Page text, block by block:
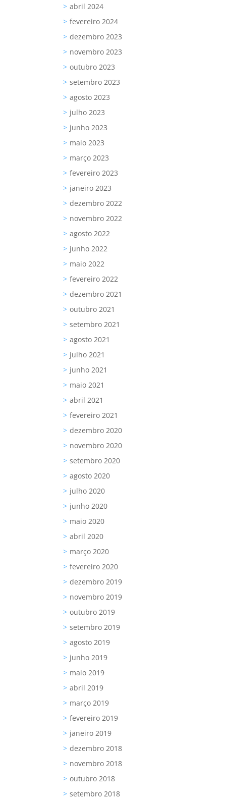
abril 2024
fevereiro 2024
dezembro 2023
novembro 2023
outubro 2023
setembro 2023
agosto 2023
julho 2023
junho 2023
maio 2023
março 2023
fevereiro 2023
janeiro 2023
dezembro 2022
novembro 2022
agosto 2022
junho 2022
maio 2022
fevereiro 2022
dezembro 2021
outubro 2021
setembro 2021
agosto 2021
julho 2021
junho 2021
maio 2021
abril 2021
fevereiro 2021
dezembro 2020
novembro 2020
setembro 2020
agosto 2020
julho 2020
junho 2020
maio 2020
abril 2020
março 2020
fevereiro 2020
dezembro 2019
novembro 2019
outubro 2019
setembro 2019
agosto 2019
junho 2019
maio 2019
abril 2019
março 2019
fevereiro 2019
janeiro 2019
dezembro 2018
novembro 2018
outubro 2018
setembro 2018